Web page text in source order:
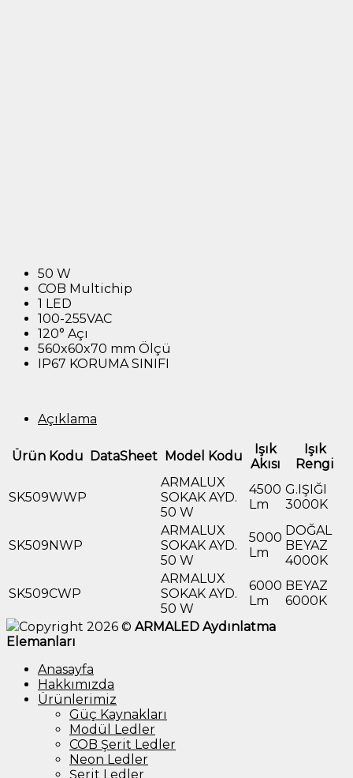
50 W
COB Multichip
1 LED
100-255VAC
120° Açı
560x60x70 mm Ölçü
IP67 KORUMA SINIFI
Açıklama
Ürün Kodu DataSheet Model Kodu
Işık
Akısı
Işık
Rengi
SK509WWP
ARMALUX
SOKAK AYD.
50 W
4500
Lm
G.IŞIĞI
3000K
SK509NWP
ARMALUX
SOKAK AYD.
50 W
5000
Lm
DOĞAL
BEYAZ
4000K
SK509CWP
ARMALUX
SOKAK AYD.
50 W
6000
Lm
BEYAZ
6000K
Copyright 2026 © ARMALED Aydınlatma
Elemanları
Anasayfa
Hakkımızda
Ürünlerimiz
Güç Kaynakları
Modül Ledler
COB Şerit Ledler
Neon Ledler
Şerit Ledler